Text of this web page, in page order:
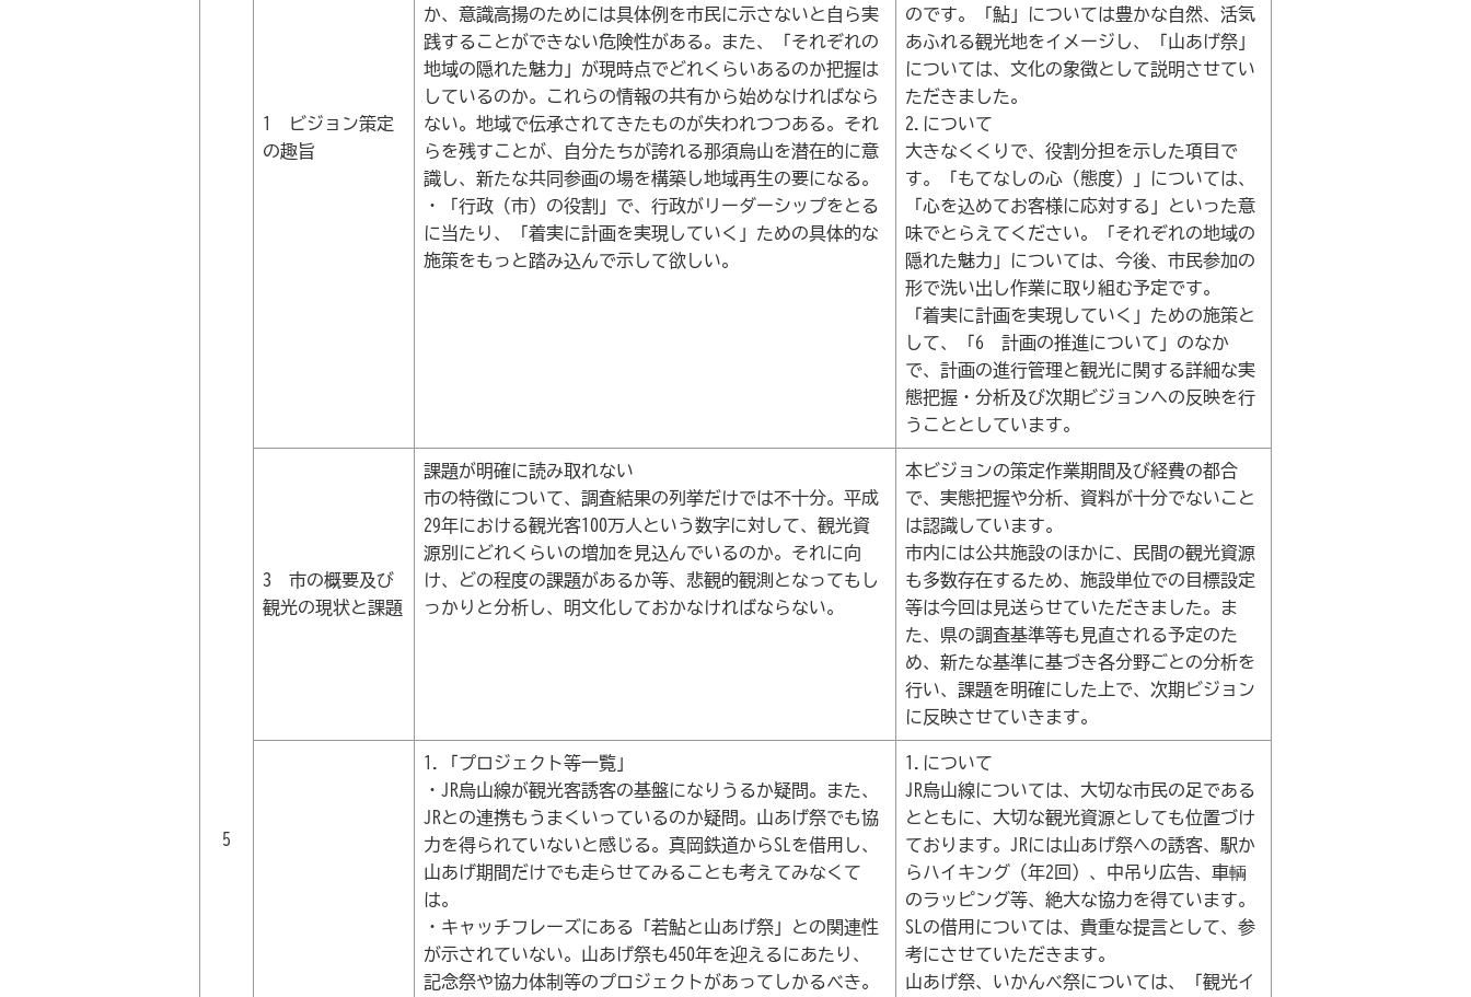
5
1 ビジョン策定
の趣旨
か、意識高揚のためには具体例を市民に示さないと自ら実
践することができない危険性がある。また、「それぞれの
地域の隠れた魅力」が現時点でどれくらいあるのか把握は
しているのか。これらの情報の共有から始めなければなら
ない。地域で伝承されてきたものが失われつつある。それ
らを残すことが、自分たちが誇れる那須烏山を潜在的に意
識し、新たな共同参画の場を構築し地域再生の要になる。
・「行政（市）の役割」で、行政がリーダーシップをとる
に当たり、「着実に計画を実現していく」ための具体的な
施策をもっと踏み込んで示して欲しい。
のです。「鮎」については豊かな自然、活気
あふれる観光地をイメージし、「山あげ祭」
については、文化の象徴として説明させてい
ただきました。
2.について
大きなくくりで、役割分担を示した項目で
す。「もてなしの心（態度）」については、
「心を込めてお客様に応対する」といった意
味でとらえてください。「それぞれの地域の
隠れた魅力」については、今後、市民参加の
形で洗い出し作業に取り組む予定です。
「着実に計画を実現していく」ための施策と
して、「6 計画の推進について」のなか
で、計画の進行管理と観光に関する詳細な実
態把握・分析及び次期ビジョンへの反映を行
うこととしています。
3 市の概要及び
観光の現状と課題
課題が明確に読み取れない
市の特徴について、調査結果の列挙だけでは不十分。平成
29年における観光客100万人という数字に対して、観光資
源別にどれくらいの増加を見込んでいるのか。それに向
け、どの程度の課題があるか等、悲観的観測となってもし
っかりと分析し、明文化しておかなければならない。
本ビジョンの策定作業期間及び経費の都合
で、実態把握や分析、資料が十分でないこと
は認識しています。
市内には公共施設のほかに、民間の観光資源
も多数存在するため、施設単位での目標設定
等は今回は見送らせていただきました。ま
た、県の調査基準等も見直される予定のた
め、新たな基準に基づき各分野ごとの分析を
行い、課題を明確にした上で、次期ビジョン
に反映させていきます。
1.「プロジェクト等一覧」
・JR烏山線が観光客誘客の基盤になりうるか疑問。また、
JRとの連携もうまくいっているのか疑問。山あげ祭でも協
力を得られていないと感じる。真岡鉄道からSLを借用し、
山あげ期間だけでも走らせてみることも考えてみなくて
は。
・キャッチフレーズにある「若鮎と山あげ祭」との関連性
が示されていない。山あげ祭も450年を迎えるにあたり、
記念祭や協力体制等のプロジェクトがあってしかるべき。
1.について
JR烏山線については、大切な市民の足である
とともに、大切な観光資源としても位置づけ
ております。JRには山あげ祭への誘客、駅か
らハイキング（年2回）、中吊り広告、車輌
のラッピング等、絶大な協力を得ています。
SLの借用については、貴重な提言として、参
考にさせていただきます。
山あげ祭、いかんべ祭については、「観光イ